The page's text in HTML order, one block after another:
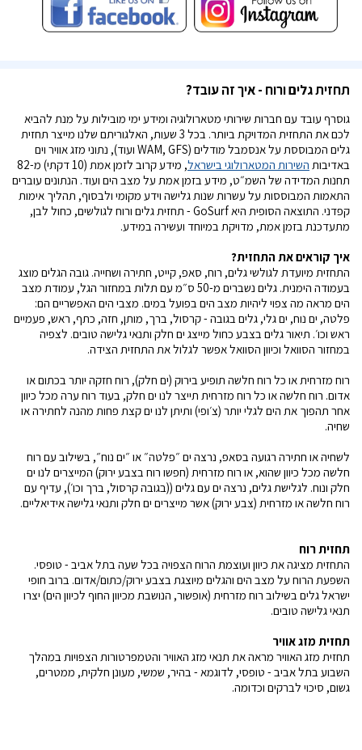
תחזית גלים ורוח - איך זה עובד?
גוסרף עובד עם חברות שירותי מטארולוגיה ומידע ימי מובילות על מנת להביא
לכם את התחזית המדויקת ביותר. בכל 3 שעות, האלגוריתם שלנו מייצר תחזית
גלים המבוססת על אנסמבל מודלים (WAM, GFS ועוד), נתוני מזג אוויר וים
באדיבות השירות המטארולוגי בישראל
, מידע קרוב לזמן אמת (10 דקתי) מ-82
תחנות המדידה של השמ״ט, מידע בזמן אמת על מצב הים ועוד. הנתונים עוברים
התאמות המבוססות על עשרות שנות גלישה וידע מקומי ולבסוף, תהליך אימות
קפדני. התוצאה הסופית היא GoSurf - תחזית גלים ורוח לגולשים, כחול לבן,
מתעדכנת בזמן אמת, מדויקת במיוחד ועשירה במידע.
איך קוראים את התחזית?
התחזית מיועדת לגולשי גלים, רוח, סאפ, קייט, חתירה ושחייה. גובה הגלים מוצג
בעמודה הימנית. גלים נשברים מ-50 ס״מ עם תלות במחזור הגל, עמודת מצב
הים מראה מה צפוי ליהיות מצב הים בפועל במים. מצבי הים האפשריים הם:
פלטה, ים נוח, ים גלי, גלים בגובה - קרסול, ברך, מותן, חזה, כתף, ראש, פעמיים
ראש וכו׳. תיאור גלים בצבע כחול מייצג ים חלק ותנאי גלישה טובים. לצפיה
במחזור הסוואל וכיוון הסוואל אפשר לגלול את התחזית הצידה.
רוח מזרחית או כל רוח חלשה תופיע בירוק (ים חלק), רוח חזקה יותר בכתום או
אדום. רוח חלשה או כל רוח מזרחית תייצר לנו ים חלק, בעוד רוח ערה מכל כיוון
אחר תהפוך את הים לגלי יותר (צ׳ופי) ותיתן לנו ים קצת פחות מהנה לחתירה או
שחיה.
לשחיה או חתירה רגועה בסאפ, נרצה ים ״פלטה״ או ״ים נוח״, בשילוב עם רוח
חלשה מכל כיוון שהוא, או רוח מזרחית (חפשו רוח בצבע ירוק) המייצרים לנו ים
חלק ונוח. לגלישת גלים, נרצה ים עם גלים ((בגובה קרסול, ברך וכו׳), עדיף עם
רוח חלשה או מזרחית (צבע ירוק) אשר מייצרים ים חלק ותנאי גלישה אידיאליים.
תחזית רוח
התחזית מציגה את כיוון ועוצמת הרוח הצפויה בכל שעה בתל אביב - טופסי.
השפעת הרוח על מצב הים והגלים מיוצגת בצבע ירוק/כתום/אדום. ברוב חופי
ישראל גלים בשילוב רוח מזרחית (אופשור, הנושבת מכיוון החוף לכיוון הים) יצרו
תנאי גלישה טובים.
תחזית מזג אוויר
תחזית מזג האוויר מראה את תנאי מזג האוויר והטמפרטורות הצפויות במהלך
השבוע בתל אביב - טופסי, לדוגמא - בהיר, שמשי, מעונן חלקית, ממטרים,
גשום, סיכוי לברקים וכדומה.